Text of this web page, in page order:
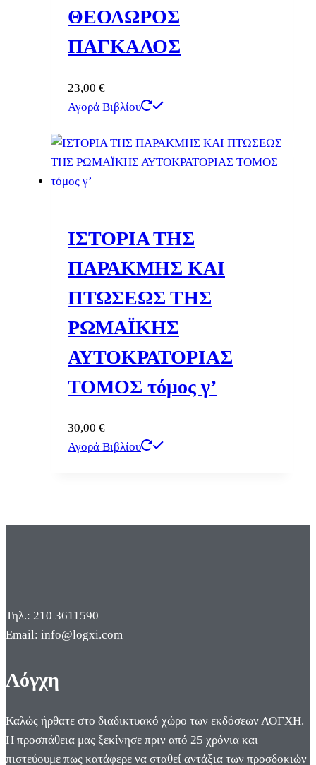
ΘΕΟΔΩΡΟΣ
ΠΑΓΚΑΛΟΣ
23,00 €
Αγορά Βιβλίου
ΙΣΤΟΡΙΑ ΤΗΣ
ΠΑΡΑΚΜΗΣ ΚΑΙ
ΠΤΩΣΕΩΣ ΤΗΣ
ΡΩΜΑΪΚΗΣ
ΑΥΤΟΚΡΑΤΟΡΙΑΣ
ΤΟΜΟΣ τόμος γ’
30,00 €
Αγορά Βιβλίου
Τηλ.: 210 3611590
Email: info@logxi.com
Λόγχη
Καλώς ήρθατε στο διαδικτυακό χώρο των εκδόσεων ΛΟΓΧΗ.
Η προσπάθεια μας ξεκίνησε πριν από 25 χρόνια και
πιστεύουμε πως κατάφερε να σταθεί αντάξια των προσδοκιών